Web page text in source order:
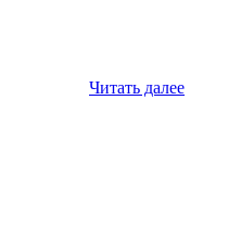
Читать далее